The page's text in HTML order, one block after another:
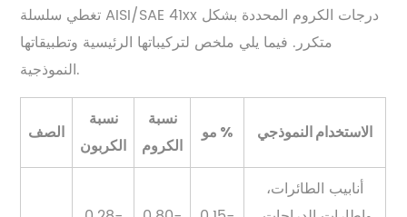
تغطي سلسلة AISI/SAE 41xx درجات الكروم المحددة بشكل
متكرر. فيما يلي ملخص لتركيباتها الرئيسية وتطبيقاتها
النموذجية.
الصف
نسبة
الكربون
نسبة
الكروم
مو % الاستخدام النموذجي
أنابيب الطائرات،